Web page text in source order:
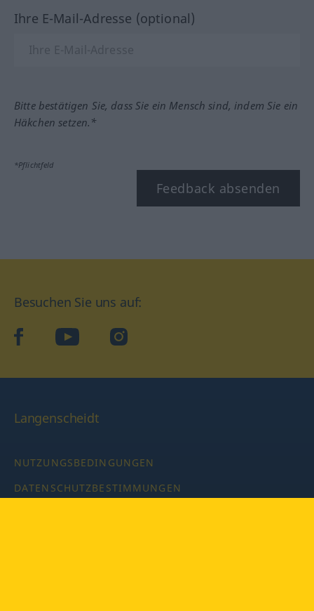
Ihre E-Mail-Adresse (optional)
Bitte bestätigen Sie, dass Sie ein Mensch sind, indem Sie ein
Häkchen setzen.*
*Pflichtfeld
Feedback absenden
Besuchen Sie uns auf:
facebookYouTube Instagram
Langenscheidt
NUTZUNGSBEDINGUNGEN
DATENSCHUTZBESTIMMUNGEN